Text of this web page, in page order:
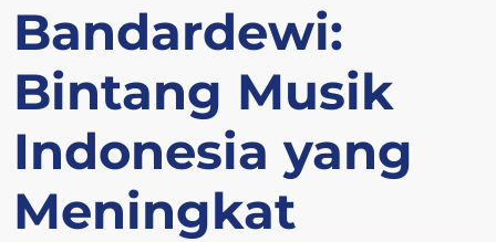
Bandardewi:
Bintang Musik
Indonesia yang
Meningkat